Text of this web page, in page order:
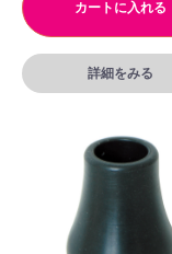
カートに入れる
詳細をみる